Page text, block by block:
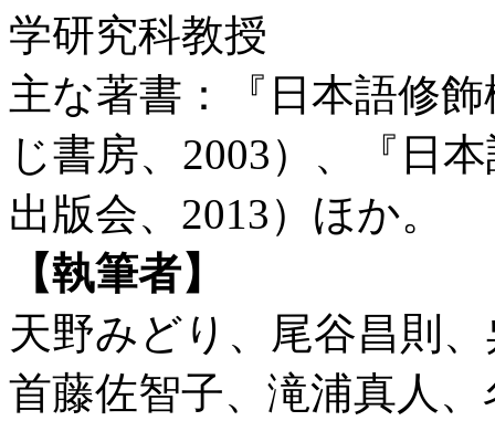
学研究科教授
主な著書：『日本語修
じ書房、2003）、『日
出版会、2013）ほか。
【執筆者】
天野みどり、尾谷昌則
首藤佐智子、滝浦真人